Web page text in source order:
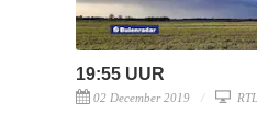
19:55 UUR
02 December 2019